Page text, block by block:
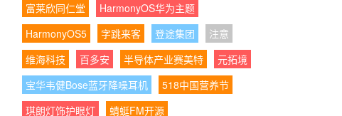
08:06:04 | 智慧油客助力数百家油站完成“交易
即开票”合规落地
08:06:34 |
双节临近老酒回收旺季到来 行业鱼
龙混杂市民卖酒需擦亮眼
08:06:05
鸿蒙版QQ新版太香了！可以用QQ
富莱欣同仁堂
HarmonyOS华为主题
HarmonyOS5
字跳来客 登途集团
注意
维海科技
百多安 半导体产业赛美特
元拓境
宝华韦健Bose蓝牙降噪耳机
518中国营养节
琪朗灯饰护眼灯
蜻蜓FM开源